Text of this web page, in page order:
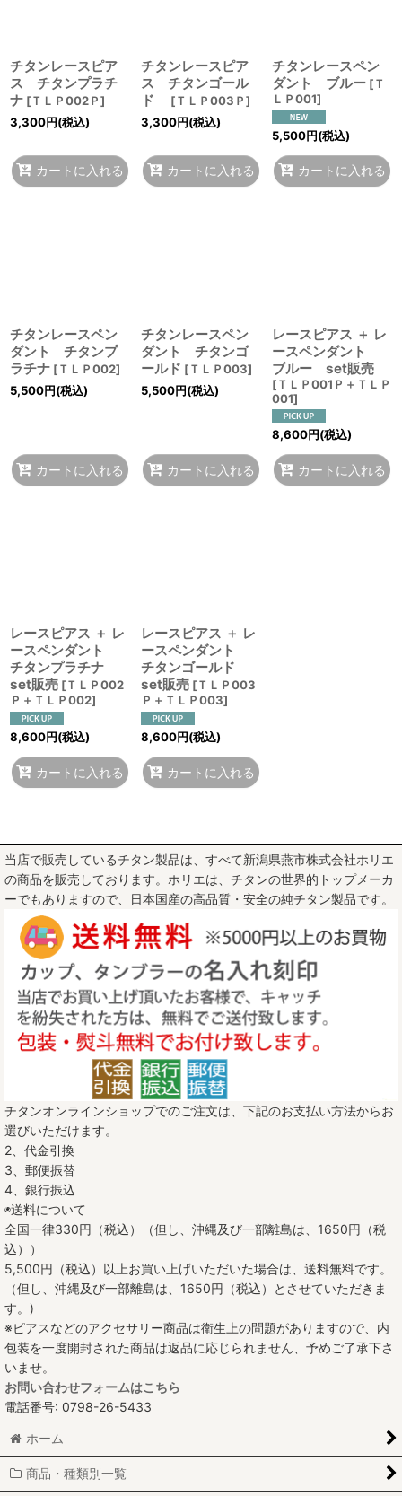
チタンレースピア
ス チタンプラチ
ナ [ＴＬＰ002Ｐ]
3,300円(税込)
カートに入れる
チタンレースピア
ス チタンゴール
ド
[ＴＬＰ003Ｐ]
3,300円(税込)
カートに入れる
チタンレースペン
ダント ブルー [Ｔ
ＬＰ001]
5,500円(税込)
カートに入れる
チタンレースペン
ダント チタンプ
ラチナ [ＴＬＰ002]
5,500円(税込)
カートに入れる
チタンレースペン
ダント チタンゴ
ールド [ＴＬＰ003]
5,500円(税込)
カートに入れる
レースピアス ＋ レ
ースペンダント
ブルー set販売
[ＴＬＰ001Ｐ＋ＴＬＰ
001]
8,600円(税込)
カートに入れる
レースピアス ＋ レ
ースペンダント
チタンプラチナ
set販売 [ＴＬＰ002
Ｐ＋ＴＬＰ002]
8,600円(税込)
カートに入れる
レースピアス ＋ レ
ースペンダント
チタンゴールド
set販売 [ＴＬＰ003
Ｐ＋ＴＬＰ003]
8,600円(税込)
カートに入れる
当店で販売しているチタン製品は、すべて新潟県燕市株式会社ホリエ
の商品を販売しております。ホリエは、チタンの世界的トップメーカ
ーでもありますので、日本国産の高品質・安全の純チタン製品です。
チタンオンラインショップでのご注文は、下記のお支払い方法からお
選びいただけます。
2、代金引換
3、郵便振替
4、銀行振込
◉送料について
全国一律330円（税込）（但し、沖縄及び一部離島は、1650円（税
込））
5,500円（税込）以上お買い上げいただいた場合は、送料無料です。
（但し、沖縄及び一部離島は、1650円（税込）とさせていただきま
す。)
※ピアスなどのアクセサリー商品は衛生上の問題がありますので、内
包装を一度開封された商品は返品に応じられません、予めご了承下さ
いませ。
お問い合わせフォームはこちら
電話番号: 0798-26-5433
ホーム
商品・種類別一覧